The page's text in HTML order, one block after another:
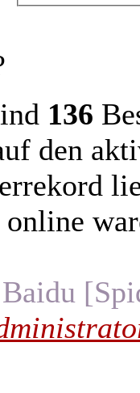
136
den
Baidu